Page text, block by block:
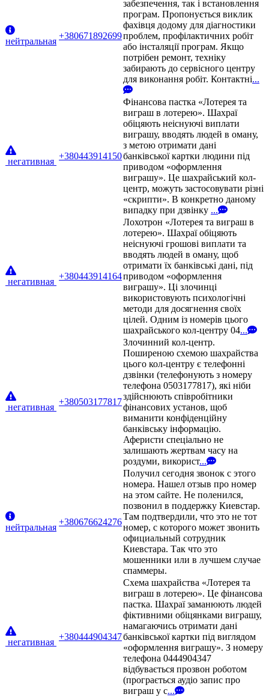
нейтральная
+380671892699
забезпечення, так і встановлення
програм. Пропонується виклик
фахівця додому для діагностики
проблем, профілактичних робіт
або інсталяції програм. Якщо
потрібен ремонт, техніку
забирають до сервісного центру
для виконання робіт. Контактні...
негативная
+380443914150
Фінансова пастка «Лотерея та
виграш в лотерею». Шахраї
обіцяють неіснуючі виплати
виграшу, вводять людей в оману,
з метою отримати дані
банківської картки людини під
приводом «оформлення
виграшу». Це шахрайський кол-
центр, можуть застосовувати різні
«скрипти». В конкретно даному
випадку при дзвінку ...
негативная
+380443914164
Лохотрон «Лотерея та виграш в
лотерею». Шахраї обіцяють
неіснуючі грошові виплати та
вводять людей в оману, щоб
отримати їх банківські дані, під
приводом «оформлення
виграшу». Ці злочинці
використовують психологічні
методи для досягнення своїх
цілей. Одним із номерів цього
шахрайського кол-центру 04...
негативная
+380503177817
Злочинний кол-центр.
Поширеною схемою шахрайства
цього кол-центру є телефонні
дзвінки (телефонують з номеру
телефона 0503177817), які ніби
здійснюють співробітники
фінансових установ, щоб
виманити конфіденційну
банківську інформацію.
Аферисти спеціально не
залишають жертвам часу на
роздуми, використ...
нейтральная
+380676624276
Получил сегодня звонок с этого
номера. Нашел отзыв про номер
на этом сайте. Не поленился,
позвонил в поддержку Киевстар.
Там подтвердили, что это не тот
номер, с которого может звонить
официальный сотрудник
Киевстара. Так что это
мошенники или в лучшем случае
спаммеры.
негативная
+380444904347
Схема шахрайства «Лотерея та
виграш в лотерею». Це фінансова
пастка. Шахраї заманюють людей
фіктивними обіцянками виграшу,
намагаючись отримати дані
банківської картки під виглядом
«оформлення виграшу». З номеру
телефона 0444904347
відбувається прозвон роботом
(програється аудіо запис про
виграш у с...